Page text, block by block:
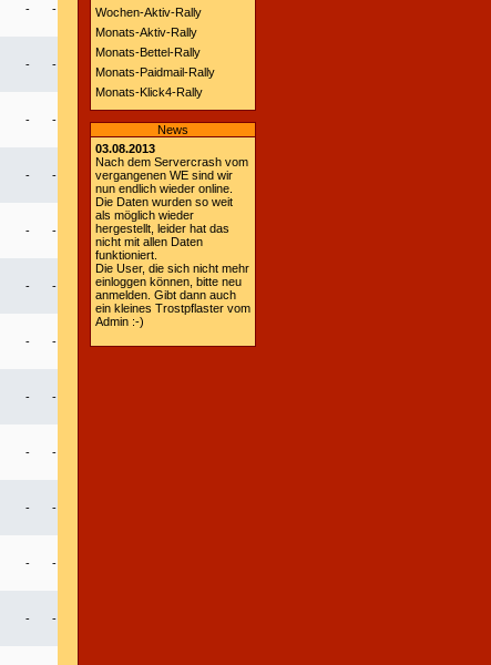
- -
- -
- -
- -
- -
- -
- -
- -
- -
- -
- -
- -
Wochen-Aktiv-Rally
Monats-Aktiv-Rally
Monats-Bettel-Rally
Monats-Paidmail-Rally
Monats-Klick4-Rally
News
03.08.2013
Nach dem Servercrash vom
vergangenen WE sind wir
nun endlich wieder online.
Die Daten wurden so weit
als möglich wieder
hergestellt, leider hat das
nicht mit allen Daten
funktioniert.
Die User, die sich nicht mehr
einloggen können, bitte neu
anmelden. Gibt dann auch
ein kleines Trostpflaster vom
Admin :-)